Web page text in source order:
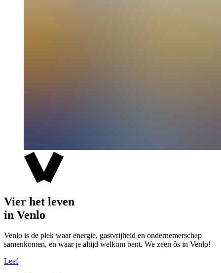
Vier het leven
in Venlo
Venlo is de plek waar energie, gastvrijheid en ondernemerschap
samenkomen, en waar je altijd welkom bent. We zeen ôs in Venlo!
Leef